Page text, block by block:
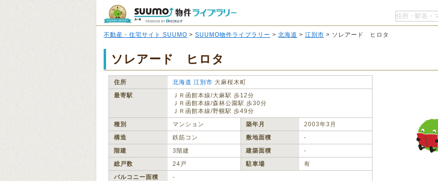
不動産・住宅サイト SUUMO > SUUMO物件ライブラリー > 北海道 > 江別市 > ソレアード ヒロタ
ソレアード ヒロタ
住所 北海道 江別市 大麻桜木町
最寄駅
ＪＲ函館本線/大麻駅 歩12分
ＪＲ函館本線/森林公園駅 歩30分
ＪＲ函館本線/野幌駅 歩49分
種別
マンション 築年月
2003年3月
構造
鉄筋コン 敷地面積
‐
階建
3階建 建築面積
‐
総戸数
24戸 駐車場
有
バルコニー面積
‐